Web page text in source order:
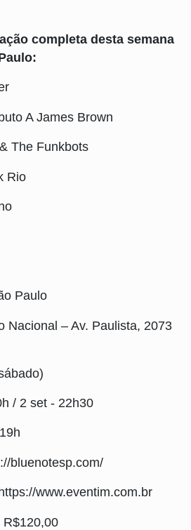
completa desta semana
A James Brown
The Funkbots
Rio
Paulo
Nacional – Av. Paulista, 2073
(sábado)
/ 2 set - 22h30
19h
bluenotesp.com/
https://www.eventim.com.br
R$120,00